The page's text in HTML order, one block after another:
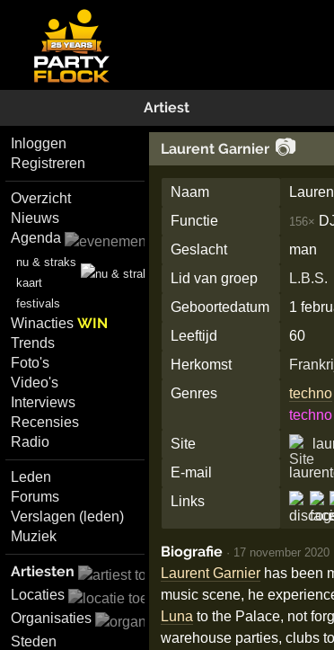
Artiest
Inloggen
Registreren
Overzicht
Nieuws
Agenda
nu & straks
kaart
festivals
WinactiesWIN
Trends
Foto's
Video's
Interviews
Recensies
Radio
Leden
Forums
Verslagen (leden)
Muziek
Artiesten
Locaties
Organisaties
Steden
Laurent Garnier 📷
Naam
Functie
156×
Geslacht
man
Lid van groep
L.B.S.
Geboortedatum
1
Leeftijd
60
Herkomst
Genres
techno
techno
Site
E-mail
Links
Biografie · 17 november 2020
Laurent Garnierhas been
music scene, he
Luna to the Palace, not
warehouse parties, clubs